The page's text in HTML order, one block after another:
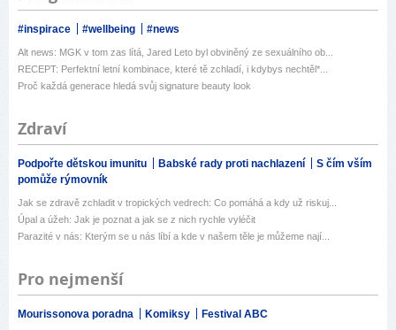
#inspirace #wellbeing #news
Alt news: MGK v tom zas lítá, Jared Leto byl obviněný ze sexuálního ob...
RECEPT: Perfektní letní kombinace, které tě zchladí, i kdybys nechtěl*...
Proč každá generace hledá svůj signature beauty look
Zdraví
Podpořte dětskou imunitu Babské rady proti nachlazení
S čím vším
pomůže rýmovník
Jak se zdravě zchladit v tropických vedrech: Co pomáhá a kdy už riskuj...
Úpal a úžeh: Jak je poznat a jak se z nich rychle vyléčit
Parazité v nás: Kterým se u nás líbí a kde v našem těle je můžeme nají...
Pro nejmenší
Mourissonova poradna Komiksy Festival ABC